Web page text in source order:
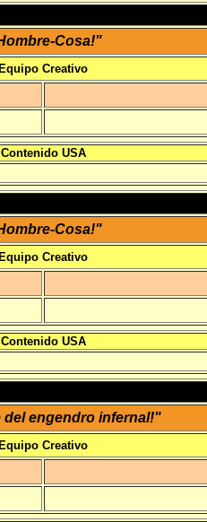
Cosa!"
Equipo Creativo
Contenido USA
Cosa!"
Equipo Creativo
Contenido USA
del engendro infernal!"
Equipo Creativo